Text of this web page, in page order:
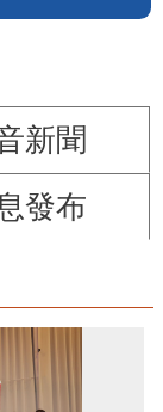
新聞
發布